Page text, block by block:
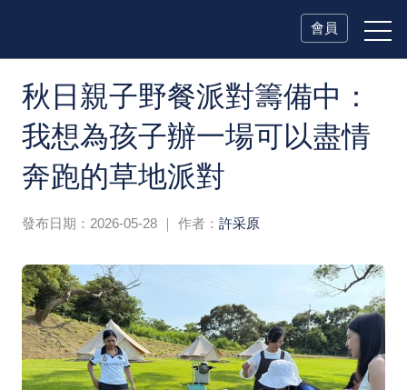
會員
秋日親子野餐派對籌備中：
我想為孩子辦一場可以盡情
奔跑的草地派對
發布日期：2026-05-28 ｜ 作者： 許采原